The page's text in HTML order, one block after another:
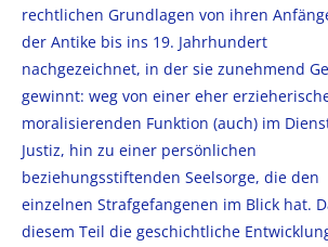
rechtlichen Grundlagen von ihren
der Antike bis ins 19. Jahrhundert
nachgezeichnet, in der sie zunehmend
gewinnt: weg von einer eher
moralisierenden Funktion (auch) im
Justiz, hin zu einer persönlichen
beziehungsstiftenden Seelsorge, die den
einzelnen Strafgefangenen im Blick hat.
diesem Teil die geschichtliche